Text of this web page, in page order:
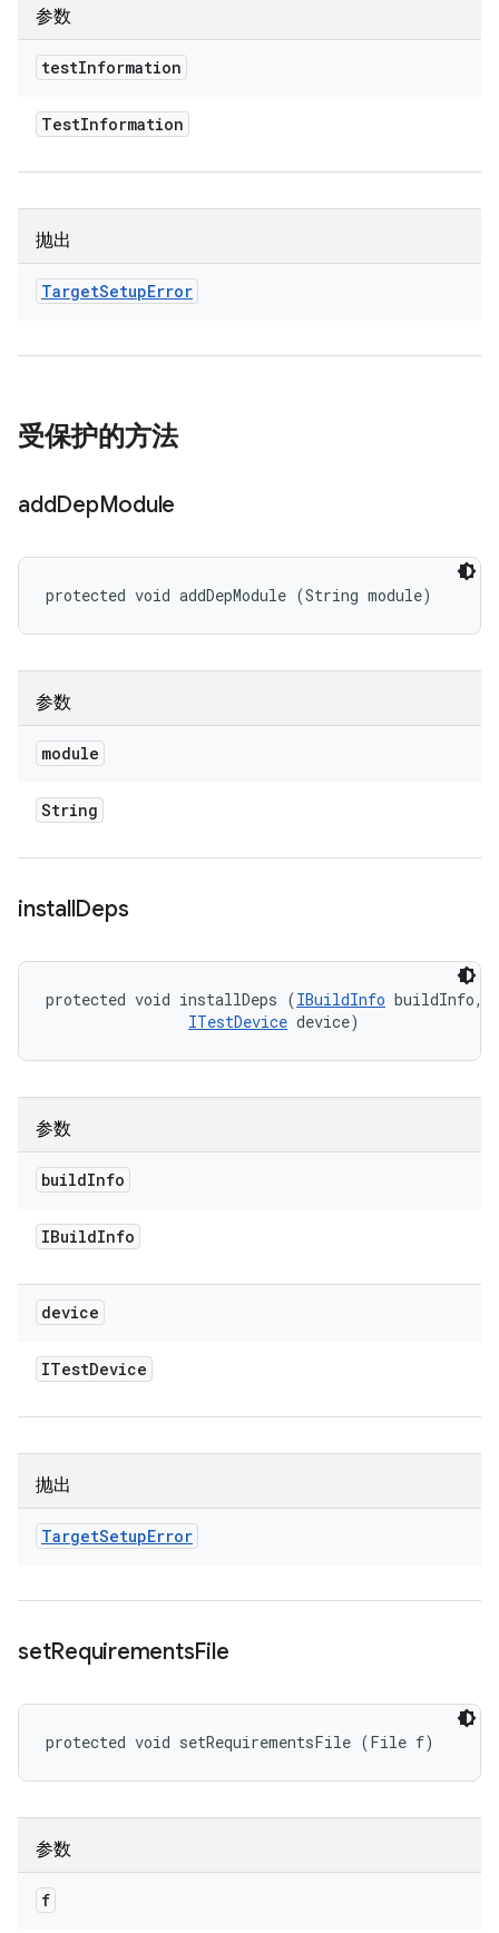
参数
testInformation
TestInformation
抛出
TargetSetupError
受保护的方法
addDepModule
protected void addDepModule (String module)
参数
module
String
installDeps
protected void installDeps (IBuildInfo buildInfo,
ITestDevice device)
参数
buildInfo
IBuildInfo
device
ITestDevice
抛出
TargetSetupError
setRequirementsFile
protected void setRequirementsFile (File f)
参数
f